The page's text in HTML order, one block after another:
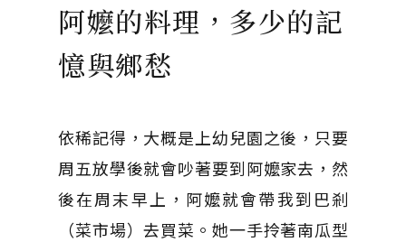
阿嬤的料理，多少的記
憶與鄉愁
依稀記得，大概是上幼兒園之後，只要
周五放學後就會吵著要到阿嬤家去，然
後在周末早上，阿嬤就會帶我到巴剎
（菜市場）去買菜。她一手拎著南瓜型